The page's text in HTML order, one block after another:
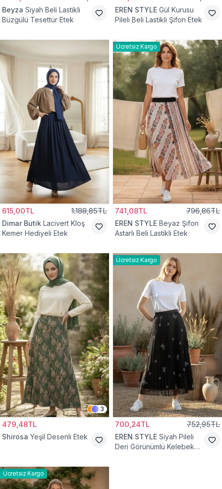
Beyza Siyah Beli Lastikli
Büzgülü Tesettür Etek
EREN STYLE Gül Kurusu
Pileli Beli Lastikli Şifon Etek
615,00TL 1.188,85TL
Dimar Butik Lacivert Kloş
Kemer Hediyeli Etek
Ücretsiz Kargo
741,08TL 796,86TL
EREN STYLE Beyaz Şifon
Astarlı Beli Lastikli Etek
3
479,48TL
Shirosa Yeşil Desenli Etek
Ücretsiz Kargo
700,24TL 752,95TL
EREN STYLE Siyah Pileli
Deri Görünümlü Kelebek
Ücretsiz Kargo